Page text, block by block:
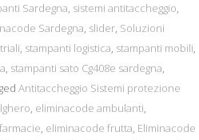
Sardegna, sistemi antitaccheggio,
Sardegna, slider, Soluzioni
, stampanti logistica, stampanti mobili,
, stampanti sato Cg408e sardegna,
Antitaccheggio Sistemi protezione
, eliminacode ambulanti,
, eliminacode frutta, Eliminacode